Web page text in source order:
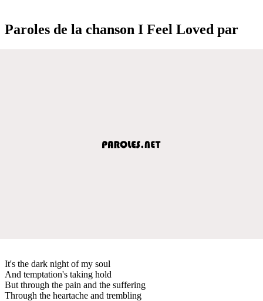
Paroles de la chanson I Feel Loved par
It's the dark night of my soul
And temptation's taking hold
But through the pain and the suffering
Through the heartache and trembling